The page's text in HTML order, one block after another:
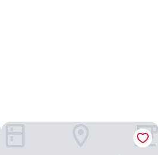
Family hotel Tropicana